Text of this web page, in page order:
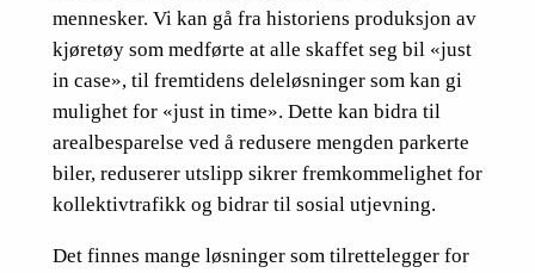
mennesker. Vi kan gå fra historiens produksjon av
kjøretøy som medførte at alle skaffet seg bil «just
in case», til fremtidens deleløsninger som kan gi
mulighet for «just in time». Dette kan bidra til
arealbesparelse ved å redusere mengden parkerte
biler, reduserer utslipp sikrer fremkommelighet for
kollektivtrafikk og bidrar til sosial utjevning.
Det finnes mange løsninger som tilrettelegger for